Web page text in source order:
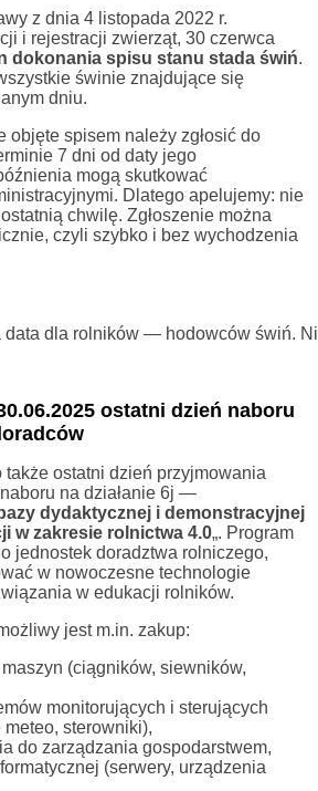
z dnia 4 listopada 2022 r.
i rejestracji zwierząt, 30 czerwca
dokonania spisu stanu stada świń.
świnie znajdujące się
dniu.
objęte spisem należy zgłosić do
7 dni od daty jego
mogą skutkować
Dlatego apelujemy: nie
chwilę. Zgłoszenie można
czyli szybko i bez wychodzenia
data dla rolników — hodowców świń.
ostatni dzień naboru
także ostatni dzień przyjmowania
na działanie 6j —
dydaktycznej i demonstracyjnej
w zakresie rolnictwa 4.0„. Program
jednostek doradztwa rolniczego,
w nowoczesne technologie
w edukacji rolników.
jest m.in. zakup:
(ciągników, siewników,
monitorujących i sterujących
sterowniki),
do zarządzania gospodarstwem,
(serwery, urządzenia